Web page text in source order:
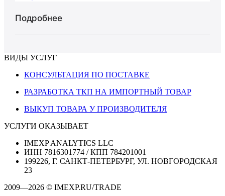
Подробнее
ВИДЫ УСЛУГ
КОНСУЛЬТАЦИЯ ПО ПОСТАВКЕ
РАЗРАБОТКА ТКП НА ИМПОРТНЫЙ ТОВАР
ВЫКУП ТОВАРА У ПРОИЗВОДИТЕЛЯ
УСЛУГИ ОКАЗЫВАЕТ
IMEXP ANALYTICS LLC
ИНН 7816301774 / КПП 784201001
199226, Г. САНКТ-ПЕТЕРБУРГ, УЛ. НОВГОРОДСКАЯ
23
2009—2026 © IMEXP.RU/TRADE